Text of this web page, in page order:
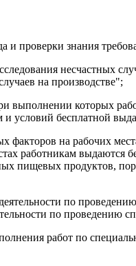
и проверки знания
несчастных
на производстве";
которых
условий бесплатной
на рабочих
работникам
пищевых продуктов,
по
по проведению
работ по